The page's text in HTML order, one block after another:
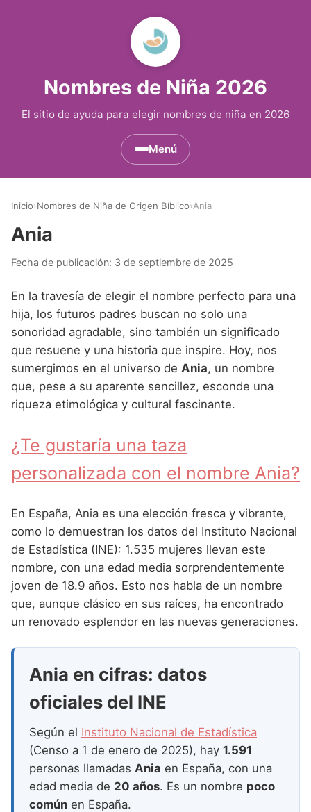
Nombres de Niña 2026
El sitio de ayuda para elegir nombres de niña en 2026
Menú
Nombres de Niña que empiezan por D
Nombres de Niña que empiezan por E
Nombres de Niña que empiezan por F
Nombres de Niña que empiezan por G
Nombres de Niña que empiezan por H
Nombres de Niña que empiezan por I
Nombres de Niña que empiezan por J
Nombres de Niña que empiezan por L
Nombres de Niña que empiezan por M
Nombres de Niña que empiezan por N
Nombres de Niña que empiezan por O
Nombres de Niña que empiezan por P
Nombres de Niña que empiezan por R
Nombres de Niña que empiezan por S
Nombres de Niña que empiezan por T
Nombres de Niña que empiezan por U
Nombres de Niña que empiezan por V
Nombres de Niña Egipcios
Nombres de Niña Griegos
Nombres de Niña Mitológicos
Nombres de Niña Romanos
Nombres de Niña Vikingos
Nombres de Niña Americanos
Nombres de Niña Chinos
Nombres de Niña Franceses
Nombres de Niña Hispanoamericanos
Nombres de Niña Italianos
Nombres de Niña Japoneses
Nombres de Niña Marroquies
Nombres de Niña Portugueses
Nombres de Niña Rumanos
Nombres de Niña Rusos
Nombres de Niña Andaluces
Nombres de Niña Aragoneses
Nombres de Niña Asturianos
Nombres de Niña Baleares
Nombres de Niña Cantabros
Nombres de Niña Castellanos
Nombres de Niña Extremeños
Nombres de Niña Gallegos
Nombres de Niña Madrileños
Nombres de Niña Murcianos
Buscar
Inicio›Nombres de Niña de Origen Bíblico›Ania
Ania
Fecha de publicación: 3 de septiembre de 2025
En la travesía de elegir el nombre perfecto para una
hija, los futuros padres buscan no solo una
sonoridad agradable, sino también un significado
que resuene y una historia que inspire. Hoy, nos
sumergimos en el universo de Ania, un nombre
que, pese a su aparente sencillez, esconde una
riqueza etimológica y cultural fascinante.
¿Te gustaría una taza
personalizada con el nombre Ania?
En España, Ania es una elección fresca y vibrante,
como lo demuestran los datos del Instituto Nacional
de Estadística (INE): 1.535 mujeres llevan este
nombre, con una edad media sorprendentemente
joven de 18.9 años. Esto nos habla de un nombre
que, aunque clásico en sus raíces, ha encontrado
un renovado esplendor en las nuevas generaciones.
Ania en cifras: datos
oficiales del INE
Según el Instituto Nacional de Estadística
(Censo a 1 de enero de 2025), hay 1.591
personas llamadas Ania en España, con una
edad media de 20 años. Es un nombre poco
común en España.